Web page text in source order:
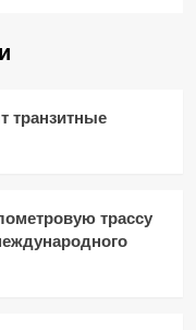
транзитные
трассу